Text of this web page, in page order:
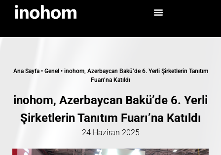
Ana Sayfa• Genel • inohom, Azerbaycan Bakü’de 6. Yerli Şirketlerin Tanıtım
Fuarı’na Katıldı
inohom, Azerbaycan Bakü’de 6. Yerli
Şirketlerin Tanıtım Fuarı’na Katıldı
24 Haziran 2025